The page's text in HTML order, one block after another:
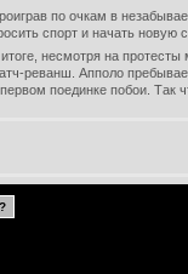
по очкам в
спорт и начать новую
несмотря на
реванш. Апполо
поединке побои. Так
?